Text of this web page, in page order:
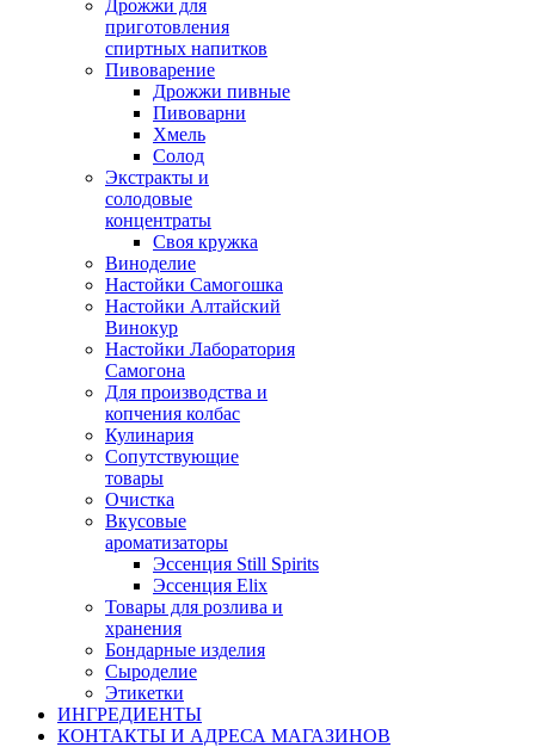
Дрожжи для
приготовления
спиртных напитков
Пивоварение
Дрожжи пивные
Пивоварни
Хмель
Солод
Экстракты и
солодовые
концентраты
Своя кружка
Виноделие
Настойки Самогошка
Настойки Алтайский
Винокур
Настойки Лаборатория
Самогона
Для производства и
копчения колбас
Кулинария
Сопутствующие
товары
Очистка
Вкусовые
ароматизаторы
Эссенция Still Spirits
Эссенция Elix
Товары для розлива и
хранения
Бондарные изделия
Cыроделие
Этикетки
ИНГРЕДИЕНТЫ
КОНТАКТЫ И АДРЕСА МАГАЗИНОВ